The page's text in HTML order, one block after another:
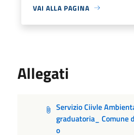
VAI ALLA PAGINA
Allegati
Servizio Ciivle
graduatoria_ Comune
o